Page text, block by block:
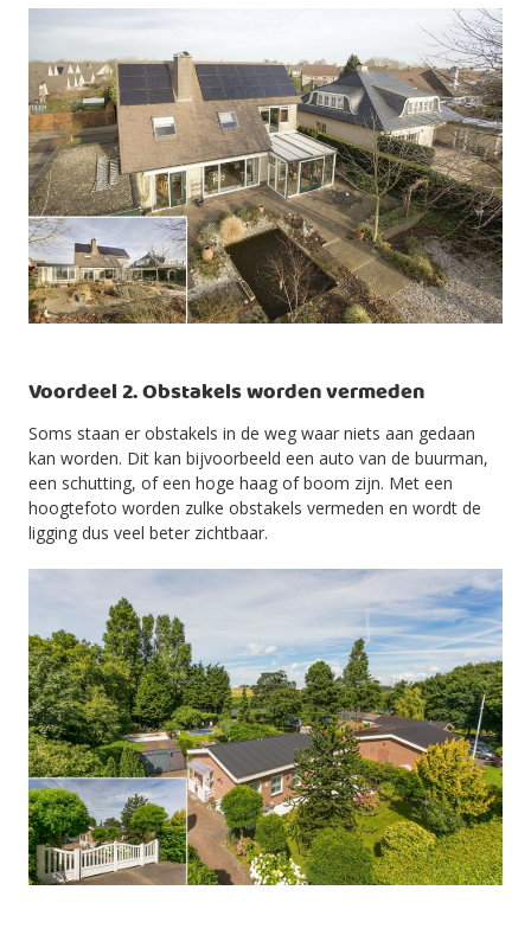
Voordeel 2. Obstakels worden vermeden
Soms staan er obstakels in de weg waar niets aan gedaan
kan worden. Dit kan bijvoorbeeld een auto van de buurman,
een schutting, of een hoge haag of boom zijn. Met een
hoogtefoto worden zulke obstakels vermeden en wordt de
ligging dus veel beter zichtbaar.